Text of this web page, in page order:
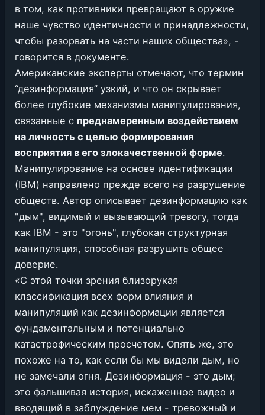
в том, как противники превращают в оружие
наше чувство идентичности и принадлежности,
чтобы разорвать на части наших общества», -
говорится в документе.
Американские эксперты отмечают, что термин
“дезинформация” узкий, и что он скрывает
более глубокие механизмы манипулирования,
связанные с преднамеренным воздействием
на личность с целью формирования
восприятия в его злокачественной форме.
Манипулирование на основе идентификации
(IBM) направлено прежде всего на разрушение
обществ. Автор описывает дезинформацию как
"дым", видимый и вызывающий тревогу, тогда
как IBM - это "огонь", глубокая структурная
манипуляция, способная разрушить общее
доверие.
«С этой точки зрения близорукая
классификация всех форм влияния и
манипуляций как дезинформации является
фундаментальным и потенциально
катастрофическим просчетом. Опять же, это
похоже на то, как если бы мы видели дым, но
не замечали огня. Дезинформация - это дым;
это фальшивая история, искаженное видео и
вводящий в заблуждение мем - тревожный и